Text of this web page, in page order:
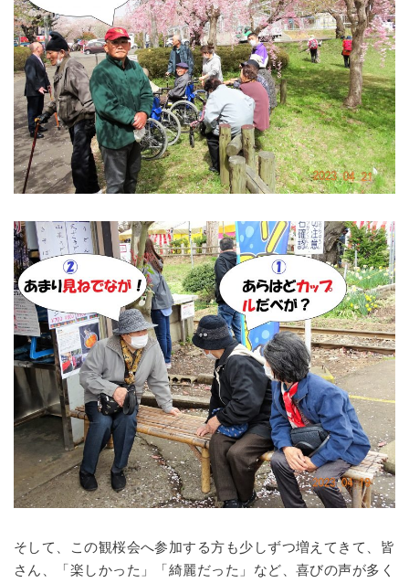
そして、この観桜会へ参加する方も少しずつ増えてきて、皆
さん、「楽しかった」「綺麗だった」など、喜びの声が多く